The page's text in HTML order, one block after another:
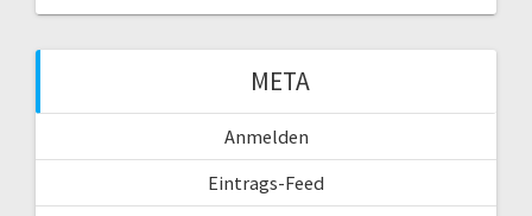
META
Anmelden
Eintrags-Feed